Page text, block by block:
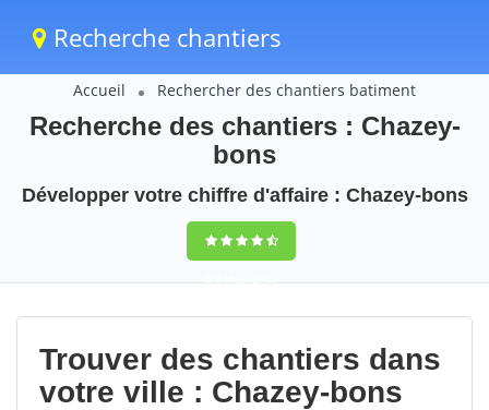
Recherche chantiers
Accueil Rechercher des chantiers batiment
Recherche des chantiers : Chazey-
bons
Développer votre chiffre d'affaire : Chazey-bons
9,5(100%)42
votes
Trouver des chantiers dans
votre ville : Chazey-bons